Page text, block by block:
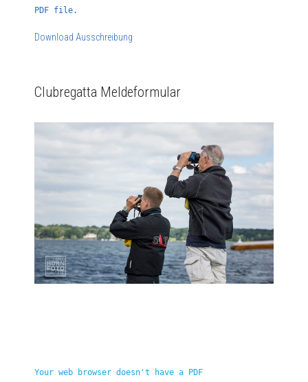
PDF file.
Download Ausschreibung
Clubregatta Meldeformular
Your web browser doesn't have a PDF